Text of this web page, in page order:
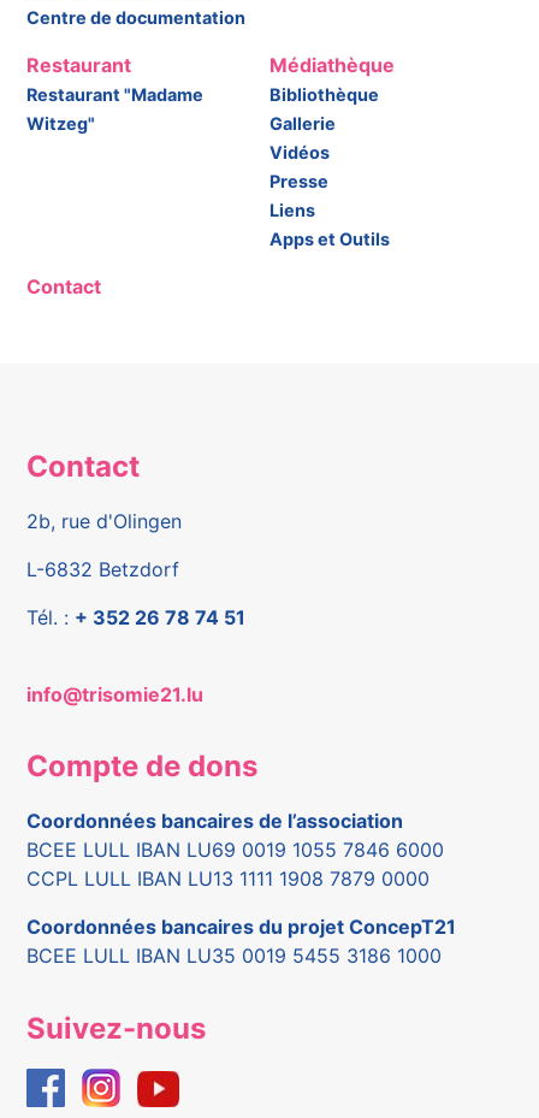
Centre de documentation
Restaurant
Restaurant "Madame
Witzeg"
Médiathèque
Bibliothèque
Gallerie
Vidéos
Presse
Liens
Apps et Outils
Contact
Contact
2b, rue d'Olingen
L-6832 Betzdorf
Tél. : + 352 26 78 74 51
info@trisomie21.lu
Compte de dons
Coordonnées bancaires de l’association
BCEE LULL IBAN LU69 0019 1055 7846 6000
CCPL LULL IBAN LU13 1111 1908 7879 0000
Coordonnées bancaires du projet ConcepT21
BCEE LULL IBAN LU35 0019 5455 3186 1000
Suivez-nous